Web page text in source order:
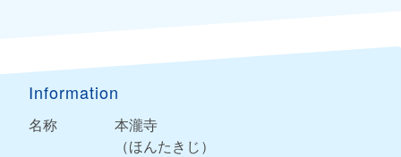
Information
名称
本瀧寺
（ほんたきじ）